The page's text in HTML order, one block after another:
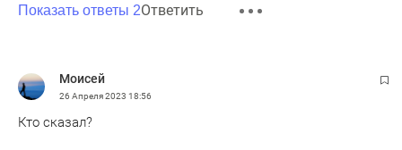
Показать ответы 2Ответить
Моисей
26 Апреля 2023 18:56
Кто сказал?